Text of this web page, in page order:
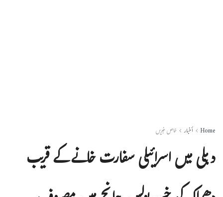
Home أخبار خاص خبریں
دہلی میں اسرائیلی سفارت خانے کے قریب